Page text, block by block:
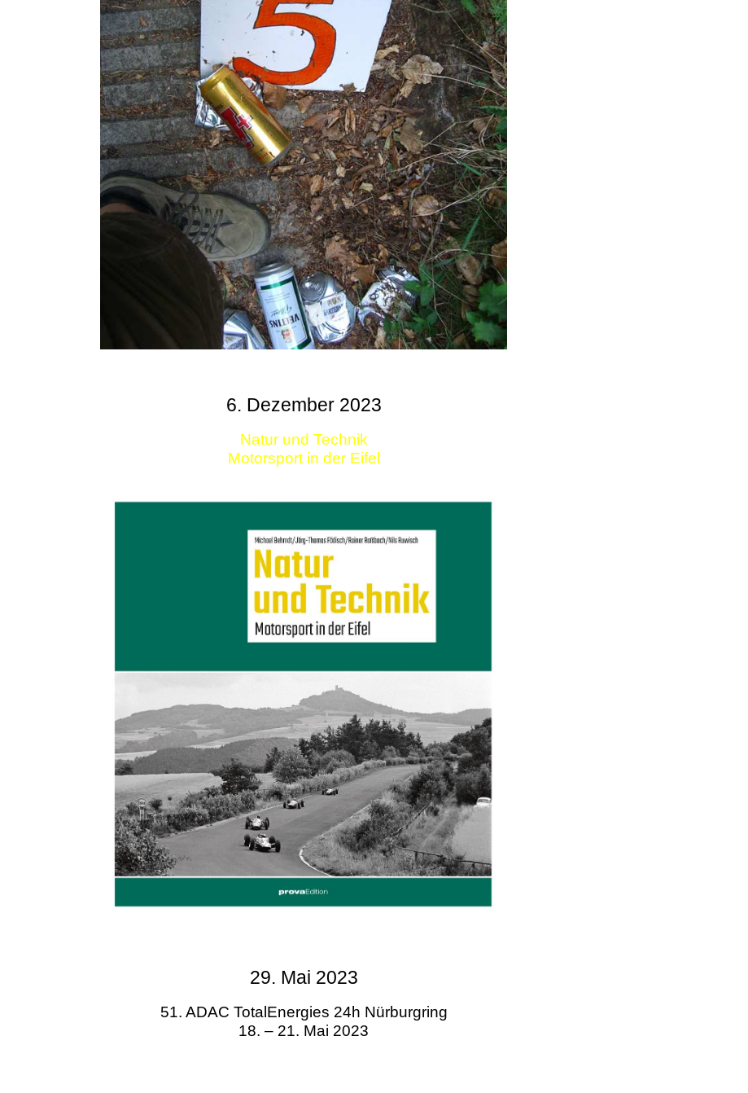
6. Dezember 2023
Natur und Technik
Motorsport in der Eifel
29. Mai 2023
51. ADAC TotalEnergies 24h Nürburgring
18. – 21. Mai 2023